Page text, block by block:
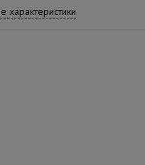
характеристики